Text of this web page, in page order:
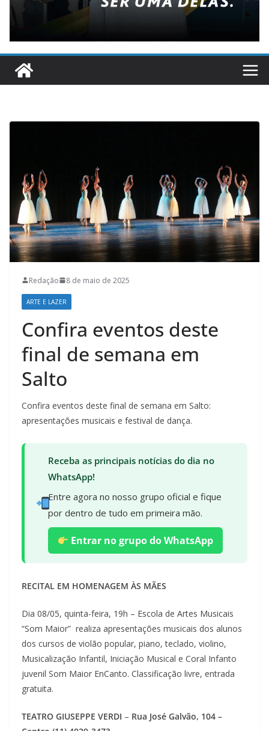
Redação 8 de maio de 2025
ARTE E LAZER
Confira eventos deste
final de semana em
Salto
Confira eventos deste final de semana em Salto:
apresentações musicais e festival de dança.
Receba as principais notícias do dia no
WhatsApp!
Entre agora no nosso grupo oficial e fique
por dentro de tudo em primeira mão.
Entrar no grupo do WhatsApp
RECITAL EM HOMENAGEM ÀS MÃES
Dia 08/05, quinta-feira, 19h – Escola de Artes Musicais
“Som Maior” realiza apresentações musicais dos alunos
dos cursos de violão popular, piano, teclado, violino,
Musicalização Infantil, Iniciação Musical e Coral Infanto
juvenil Som Maior EnCanto. Classificação livre, entrada
gratuita.
TEATRO GIUSEPPE VERDI – Rua José Galvão, 104 –